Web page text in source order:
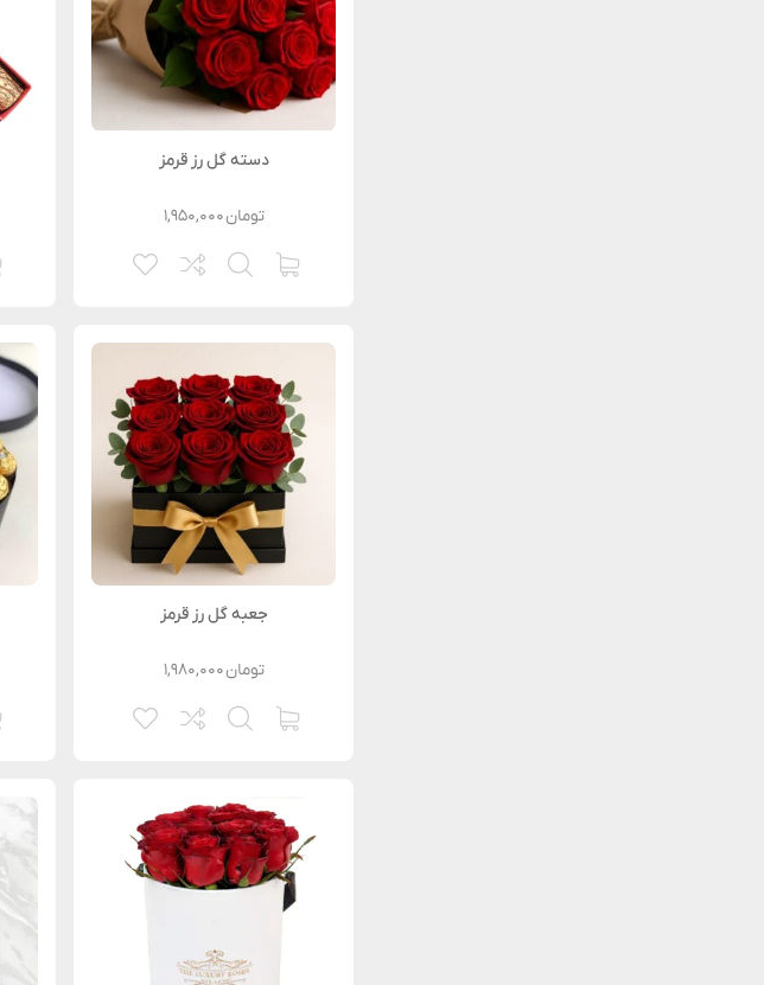
دسته گل رز قرمز
۱,۹۵۰,۰۰۰تومان
جعبه گل رز قرمز
۱,۹۸۰,۰۰۰تومان